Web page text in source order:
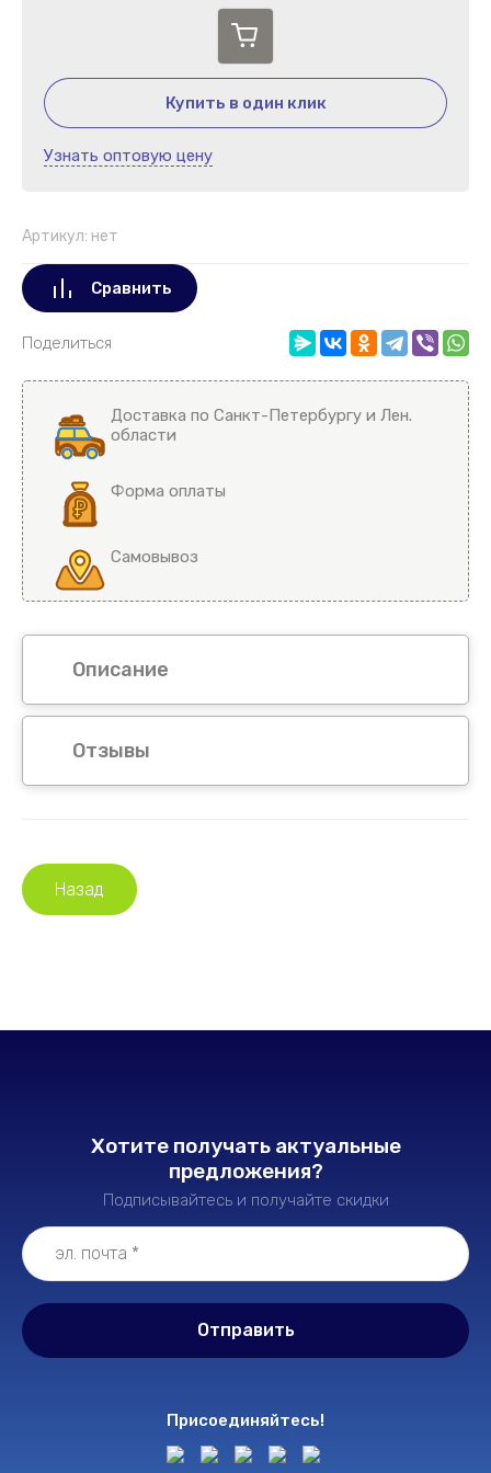
Купить в один клик
Узнать оптовую цену
Артикул: нет
Сравнить
Поделиться
Доставка по Санкт-Петербургу и Лен.
области
Форма оплаты
Самовывоз
Описание
Отзывы
Назад
Присоединяйтесь!
Хотите получать актуальные
предложения?
Подписывайтесь и получайте скидки
Отправить